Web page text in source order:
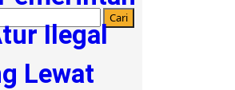
Ilegal
Lewat